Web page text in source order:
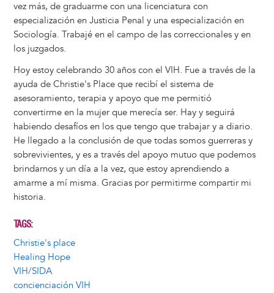
vez más, de graduarme con una licenciatura con
especialización en Justicia Penal y una especialización en
Sociología. Trabajé en el campo de las correccionales y en
los juzgados.
Hoy estoy celebrando 30 años con el VIH. Fue a través de la
ayuda de Christie's Place que recibí el sistema de
asesoramiento, terapia y apoyo que me permitió
convertirme en la mujer que merecía ser. Hay y seguirá
habiendo desafíos en los que tengo que trabajar y a diario.
He llegado a la conclusión de que todas somos guerreras y
sobrevivientes, y es a través del apoyo mutuo que podemos
brindarnos y un día a la vez, que estoy aprendiendo a
amarme a mí misma. Gracias por permitirme compartir mi
historia.
TAGS
Christie's place
Healing Hope
VIH/SIDA
concienciación VIH